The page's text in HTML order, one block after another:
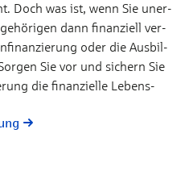
Doch was ist, wenn Sie un­er­
dann fi­nan­ziell ver­
oder die Aus­bil­
Sie vor und si­chern Sie
die fi­nan­ziel­le Le­bens­